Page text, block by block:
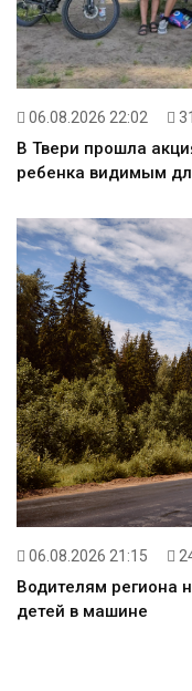
06.08.2026 22:02
В Твери прошла
ребенка видимым
06.08.2026 21:15
Водителям региона
детей в машине